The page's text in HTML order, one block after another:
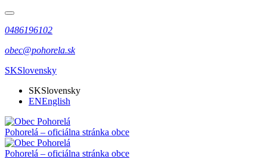
0486196102
obec@pohorela.sk
SKSlovensky
SKSlovensky
ENEnglish
Pohorelá – oficiálna stránka obce
Pohorelá – oficiálna stránka obce